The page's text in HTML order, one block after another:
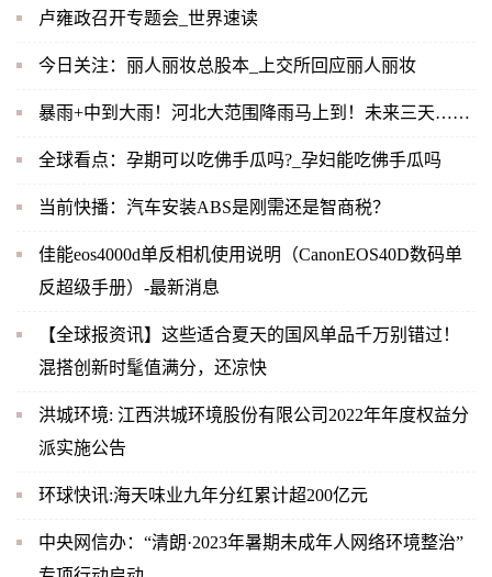
卢雍政召开专题会_世界速读
今日关注：丽人丽妆总股本_上交所回应丽人丽妆
暴雨+中到大雨！河北大范围降雨马上到！未来三天……
全球看点：孕期可以吃佛手瓜吗?_孕妇能吃佛手瓜吗
当前快播：汽车安装ABS是刚需还是智商税？
佳能eos4000d单反相机使用说明（CanonEOS40D数码单
反超级手册）-最新消息
【全球报资讯】这些适合夏天的国风单品千万别错过！
混搭创新时髦值满分，还凉快
洪城环境: 江西洪城环境股份有限公司2022年年度权益分
派实施公告
环球快讯:海天味业九年分红累计超200亿元
中央网信办：“清朗·2023年暑期未成年人网络环境整治”